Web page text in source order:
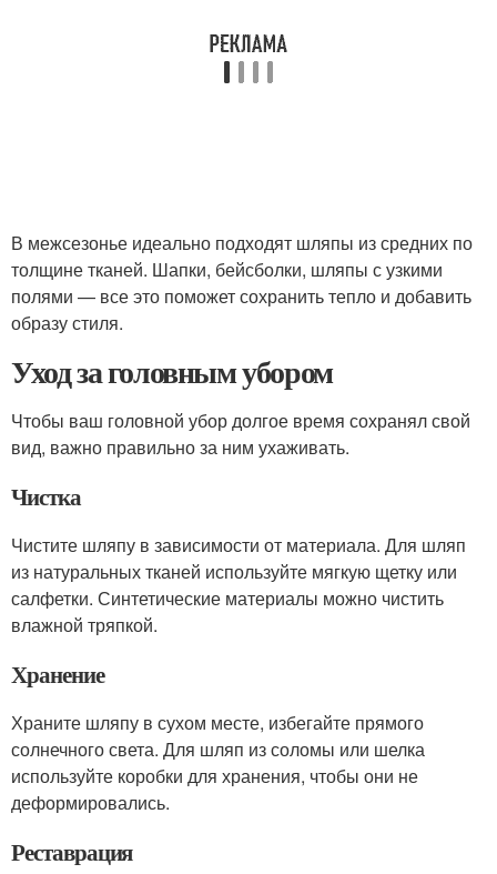
В межсезонье идеально подходят шляпы из средних по
толщине тканей. Шапки, бейсболки, шляпы с узкими
полями — все это поможет сохранить тепло и добавить
образу стиля.
Уход за головным убором
Чтобы ваш головной убор долгое время сохранял свой
вид, важно правильно за ним ухаживать.
Чистка
Чистите шляпу в зависимости от материала. Для шляп
из натуральных тканей используйте мягкую щетку или
салфетки. Синтетические материалы можно чистить
влажной тряпкой.
Хранение
Храните шляпу в сухом месте, избегайте прямого
солнечного света. Для шляп из соломы или шелка
используйте коробки для хранения, чтобы они не
деформировались.
Реставрация